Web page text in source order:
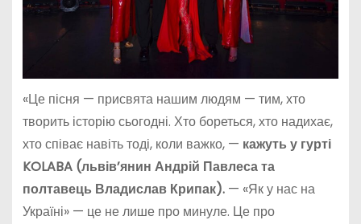
«Це пісня — присвята нашим людям — тим, хто
творить історію сьогодні. Хто бореться, хто надихає,
хто співає навіть тоді, коли важко, — кажуть у гурті
KOLABA (львів’янин Андрій Павлеса та
полтавець Владислав Крипак).— «Як у нас на
Україні» — це не лише про минуле. Це про